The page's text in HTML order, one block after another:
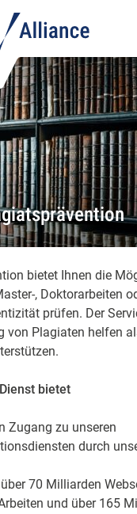
bietet Ihnen die
, Doktorarbeiten
prüfen. Der
von Plagiaten helfen
bietet
Zugang zu unseren
durch
70 Milliarden
und über 165